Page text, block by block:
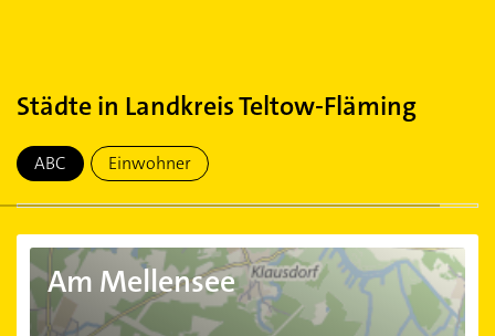
Städte in Landkreis Teltow-Fläming
ABC Einwohner
Am Mellensee
Am Mellensee